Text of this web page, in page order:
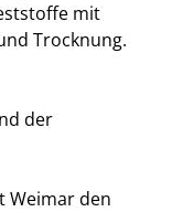
mit
Trocknung.
der
Weimar den